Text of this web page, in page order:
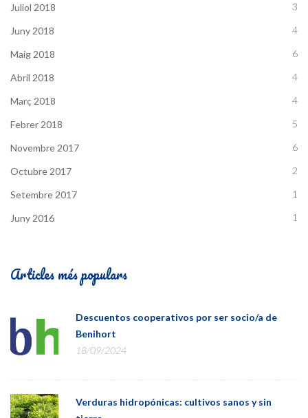
Juliol 2018 3
Juny 2018 4
Maig 2018 6
Abril 2018 4
Març 2018 4
Febrer 2018 5
Novembre 2017 6
Octubre 2017 2
Setembre 2017 1
Juny 2016 1
Articles més populars
Descuentos cooperativos por ser socio/a de
Benihort
18/09/2024
Verduras hidropónicas: cultivos sanos y sin